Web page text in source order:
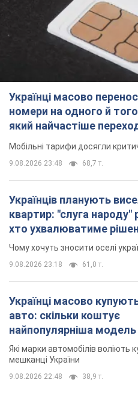
Українці масово
номери на одного й
який найчастіше
Мобільні тарифи досягли
9.08.2026 23:48 68,7 т.
Українців планують
квартир: "слуга народу"
хто ухвалюватиме
знесення будинків
Чому хочуть зносити оселі
9.08.2026 23:18 61,0 т.
Українці масово
авто: скільки коштує
найпопулярніша модель
Які марки автомобілів воліють
мешканці України
9.08.2026 22:48 38,9 т.